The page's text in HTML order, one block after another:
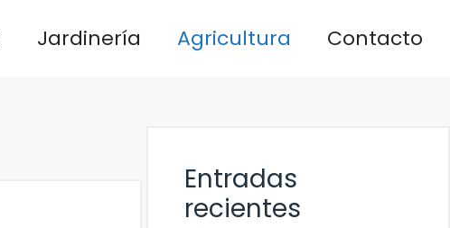
Jardinería Agricultura Contacto
Entradas
recientes